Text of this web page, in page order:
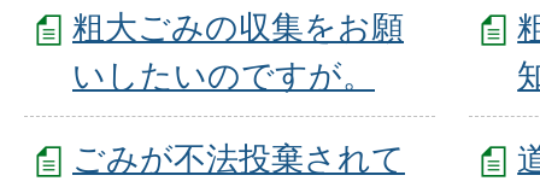
粗大ごみの収集をお願
いしたいのですが。
ごみが不法投棄されて